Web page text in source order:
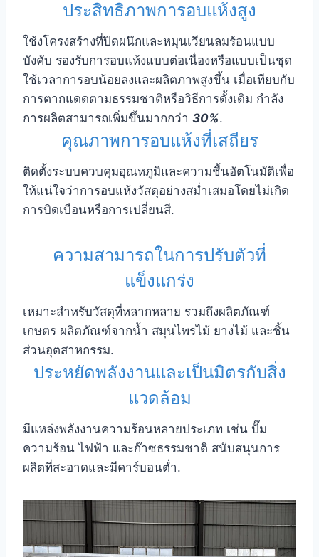
ประสิทธิภาพการอบแห้งสูง
ใช้งโครงสร้างที่ปิดผนึกและหมุนเวียนลมร้อนแบบ
บังคับ รองรับการอบแห้งแบบต่อเนื่องหรือแบบเป็นชุด
ใช้เวลาการอบน้อยลงและผลิตภาพสูงขึ้น เมื่อเทียบกับ
การตากแดดตามธรรมชาติหรือวิธีการดั้งเดิม กำลัง
การผลิตสามารถเพิ่มขึ้นมากกว่า 30%.
คุณภาพการอบแห้งที่เสถียร
ติดตั้งระบบควบคุมอุณหภูมิและความชื้นอัตโนมัติเพื่อ
ให้แน่ใจว่าการอบแห้งวัสดุอย่างสม่ำเสมอโดยไม่เกิด
การบิดเบือนหรือการเปลี่ยนสี.
ความสามารถในการปรับตัวที่
แข็งแกร่ง
เหมาะสำหรับวัสดุที่หลากหลาย รวมถึงผลิตภัณฑ์
เกษตร ผลิตภัณฑ์จากน้ำ สมุนไพรไม้ ยางไม้ และชิ้น
ส่วนอุตสาหกรรม.
ประหยัดพลังงานและเป็นมิตรกับสิ่ง
แวดล้อม
มีแหล่งพลังงานความร้อนหลายประเภท เช่น ปั๊ม
ความร้อน ไฟฟ้า และก๊าซธรรมชาติ สนับสนุนการ
ผลิตที่สะอาดและมีคาร์บอนต่ำ.